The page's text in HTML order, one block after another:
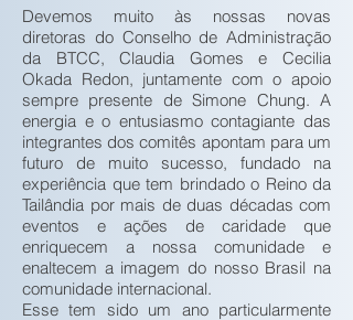
Devemos muito às nossas novas
diretoras do Conselho de Administração
da BTCC, Claudia Gomes e Cecilia
Okada Redon, juntamente com o apoio
sempre presente de Simone Chung. A
energia e o entusiasmo contagiante das
integrantes dos comitês apontam para um
futuro de muito sucesso, fundado na
experiência que tem brindado o Reino da
Tailândia por mais de duas décadas com
eventos e ações de caridade que
enriquecem a nossa comunidade e
enaltecem a imagem do nosso Brasil na
comunidade internacional.
Esse tem sido um ano particularmente